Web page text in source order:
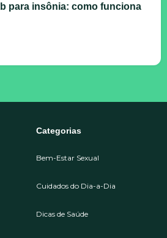
para insônia: como funciona
Categorias
Bem-Estar Sexual
Cuidados do Dia-a-Dia
Dicas de Saúde